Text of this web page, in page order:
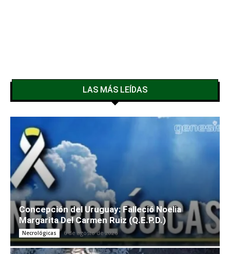
LAS MÁS LEÍDAS
Concepción del Uruguay: Falleció Noelia
Margarita Del Carmen Ruiz (Q.E.P.D.)
Necrológicas 6 de agosto de 2026